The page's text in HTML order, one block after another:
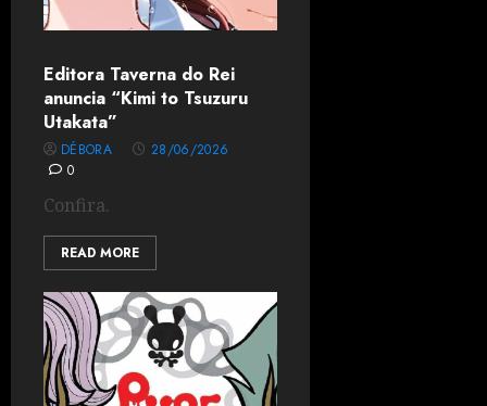
Editora Taverna do Rei
anuncia “Kimi to Tsuzuru
Utakata”
DÉBORA
28/06/2026
0
Confira.
READ MORE